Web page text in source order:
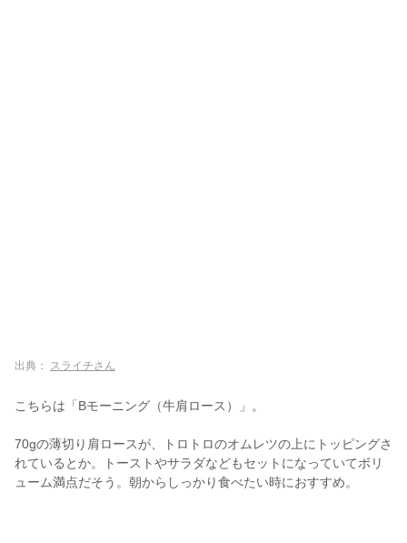
出典： スライチさん
こちらは「Bモーニング（牛肩ロース）」。
70gの薄切り肩ロースが、トロトロのオムレツの上にトッピングさ
れているとか。トーストやサラダなどもセットになっていてボリ
ューム満点だそう。朝からしっかり食べたい時におすすめ。